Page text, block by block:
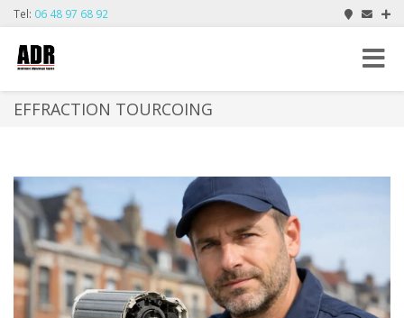
Tel: 06 48 97 68 92
Toggle
EFFRACTION TOURCOING